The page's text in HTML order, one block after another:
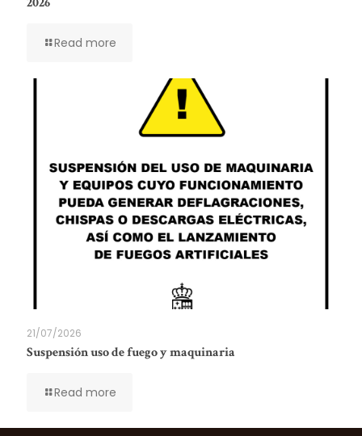
Read more
21/07/2026
Suspensión uso de fuego y maquinaria
Read more